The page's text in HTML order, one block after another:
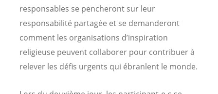
responsables se pencheront sur leur
responsabilité partagée et se demanderont
comment les organisations d’inspiration
religieuse peuvent collaborer pour contribuer à
relever les défis urgents qui ébranlent le monde.